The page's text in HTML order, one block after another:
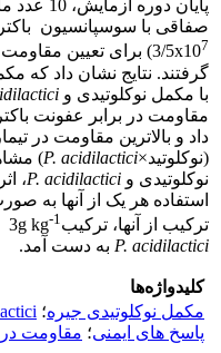
پایان
3/5x107
) برای تعیین مقاومت
گرفتند. نتایج نشان داد که
با مکمل نوکلوتیدی و
مقاومت در برابر عفونت
داد و بالاترین مقاومت در
(نوکلوتید×P. acidilactici
)
نوکلوتیدی و P. acidilactici،
استفاده هر یک از آن­ها به
ترکیب از آن­ها، ترکیب3g kg -1
P. acidilactici به ­دست آمد.
کلیدواژه‌ها
مکمل نوکلوتیدی جیره؛
پاسخ های ایمنی؛ مقاومت در